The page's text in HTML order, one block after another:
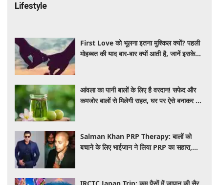
Lifestyle
First Love को भूलना इतना मुश्किल क्यों? पहली
मोहब्बत की याद बार-बार क्यों आती है, जानें इसके
आंवला का पानी बालों के लिए है वरदान! सफेद और
कमजोर बालों से मिलेगी राहत, घर पर ऐसे बनाकर करें
Salman Khan PRP Therapy: बालों को
बचाने के लिए भाईजान ने लिया PRP का सहारा,
IRCTC Japan Trip: कम पैसों में जापान की सैर